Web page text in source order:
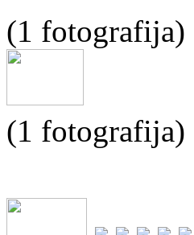
(1 fotografija)
(1 fotografija)